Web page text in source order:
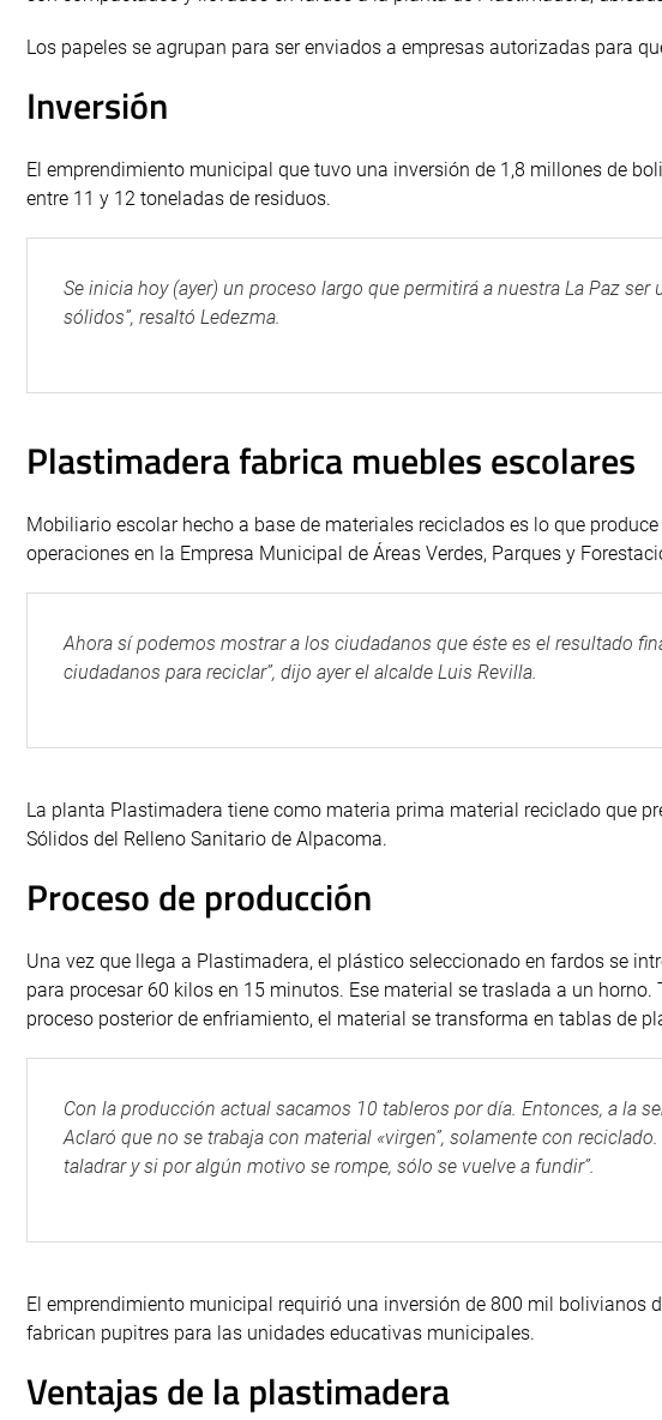
Los papeles se agrupan para ser enviados a empresas autorizadas para
Inversión
El emprendimiento municipal que tuvo una inversión de 1,8 millones de
entre 11 y 12 toneladas de residuos.
Se inicia hoy (ayer) un proceso largo que permitirá a nuestra La Paz
sólidos”, resaltó Ledezma.
Plastimadera fabrica muebles escolares
Mobiliario escolar hecho a base de materiales reciclados es lo que
operaciones en la Empresa Municipal de Áreas Verdes, Parques y
Ahora sí podemos mostrar a los ciudadanos que éste es el resultado
ciudadanos para reciclar”, dijo ayer el alcalde Luis Revilla.
La planta Plastimadera tiene como materia prima material reciclado que
Sólidos del Relleno Sanitario de Alpacoma.
Proceso de producción
Una vez que llega a Plastimadera, el plástico seleccionado en fardos se
para procesar 60 kilos en 15 minutos. Ese material se traslada a un
proceso posterior de enfriamiento, el material se transforma en tablas de
Con la producción actual sacamos 10 tableros por día. Entonces, a la
Aclaró que no se trabaja con material «virgen”, solamente con
taladrar y si por algún motivo se rompe, sólo se vuelve a fundir”.
El emprendimiento municipal requirió una inversión de 800 mil bolivianos
fabrican pupitres para las unidades educativas municipales.
Ventajas de la plastimadera